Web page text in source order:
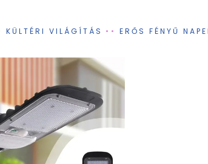
KÜLTÉRI VILÁGÍTÁS ERŐS FÉNYŰ